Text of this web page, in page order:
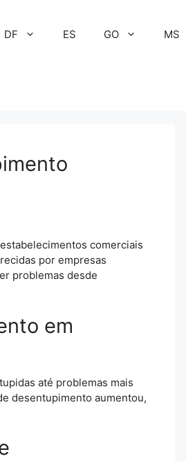
DF ES GO MS
comerciais
por empresas
problemas desde
em
até problemas mais
desentupimento aumentou,